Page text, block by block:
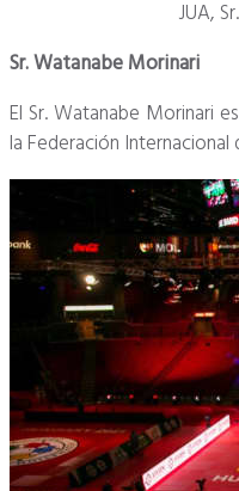
JUA,
Sr. Watanabe Morinari
El Sr. Watanabe Morinari
la Federación Internacional